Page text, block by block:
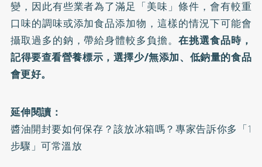
變，因此有些業者為了滿足「美味」條件，會有較重
口味的調味或添加食品添加物，這樣的情況下可能會
攝取過多的鈉，帶給身體較多負擔。 在挑選食品時，
記得要查看營養標示，選擇少/無添加、低鈉量的食品
會更好。
延伸閱讀：
醬油開封要如何保存？該放冰箱嗎？專家告訴你多「1
步驟」可常溫放